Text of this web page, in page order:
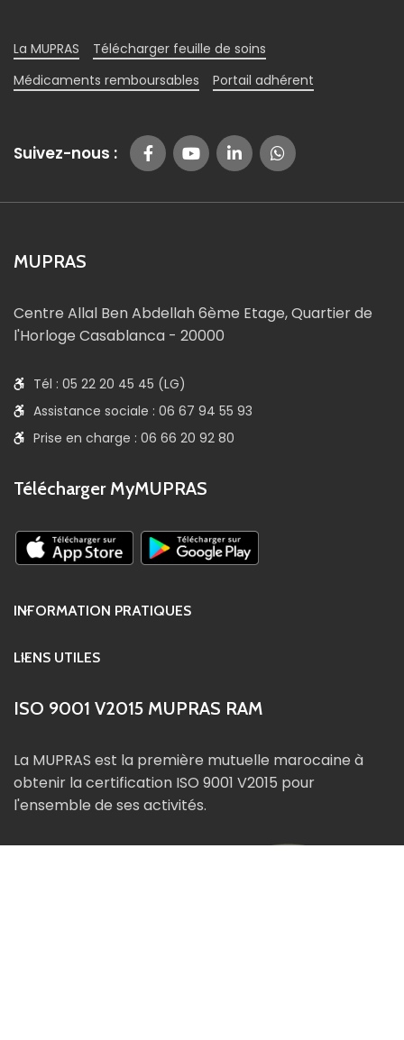
La MUPRAS
Télécharger feuille de soins
Médicaments remboursables
Portail adhérent
Suivez-nous :
MUPRAS
Centre Allal Ben Abdellah 6ème Etage, Quartier de
l'Horloge Casablanca - 20000
Tél : 05 22 20 45 45 (LG)
Assistance sociale : 06 67 94 55 93
Prise en charge : 06 66 20 92 80
Télécharger MyMUPRAS
INFORMATION PRATIQUES
LIENS UTILES
ISO 9001 V2015 MUPRAS RAM
La MUPRAS est la première mutuelle marocaine à
obtenir la certification ISO 9001 V2015 pour
l'ensemble de ses activités.